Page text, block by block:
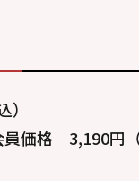
員価格 3,190円